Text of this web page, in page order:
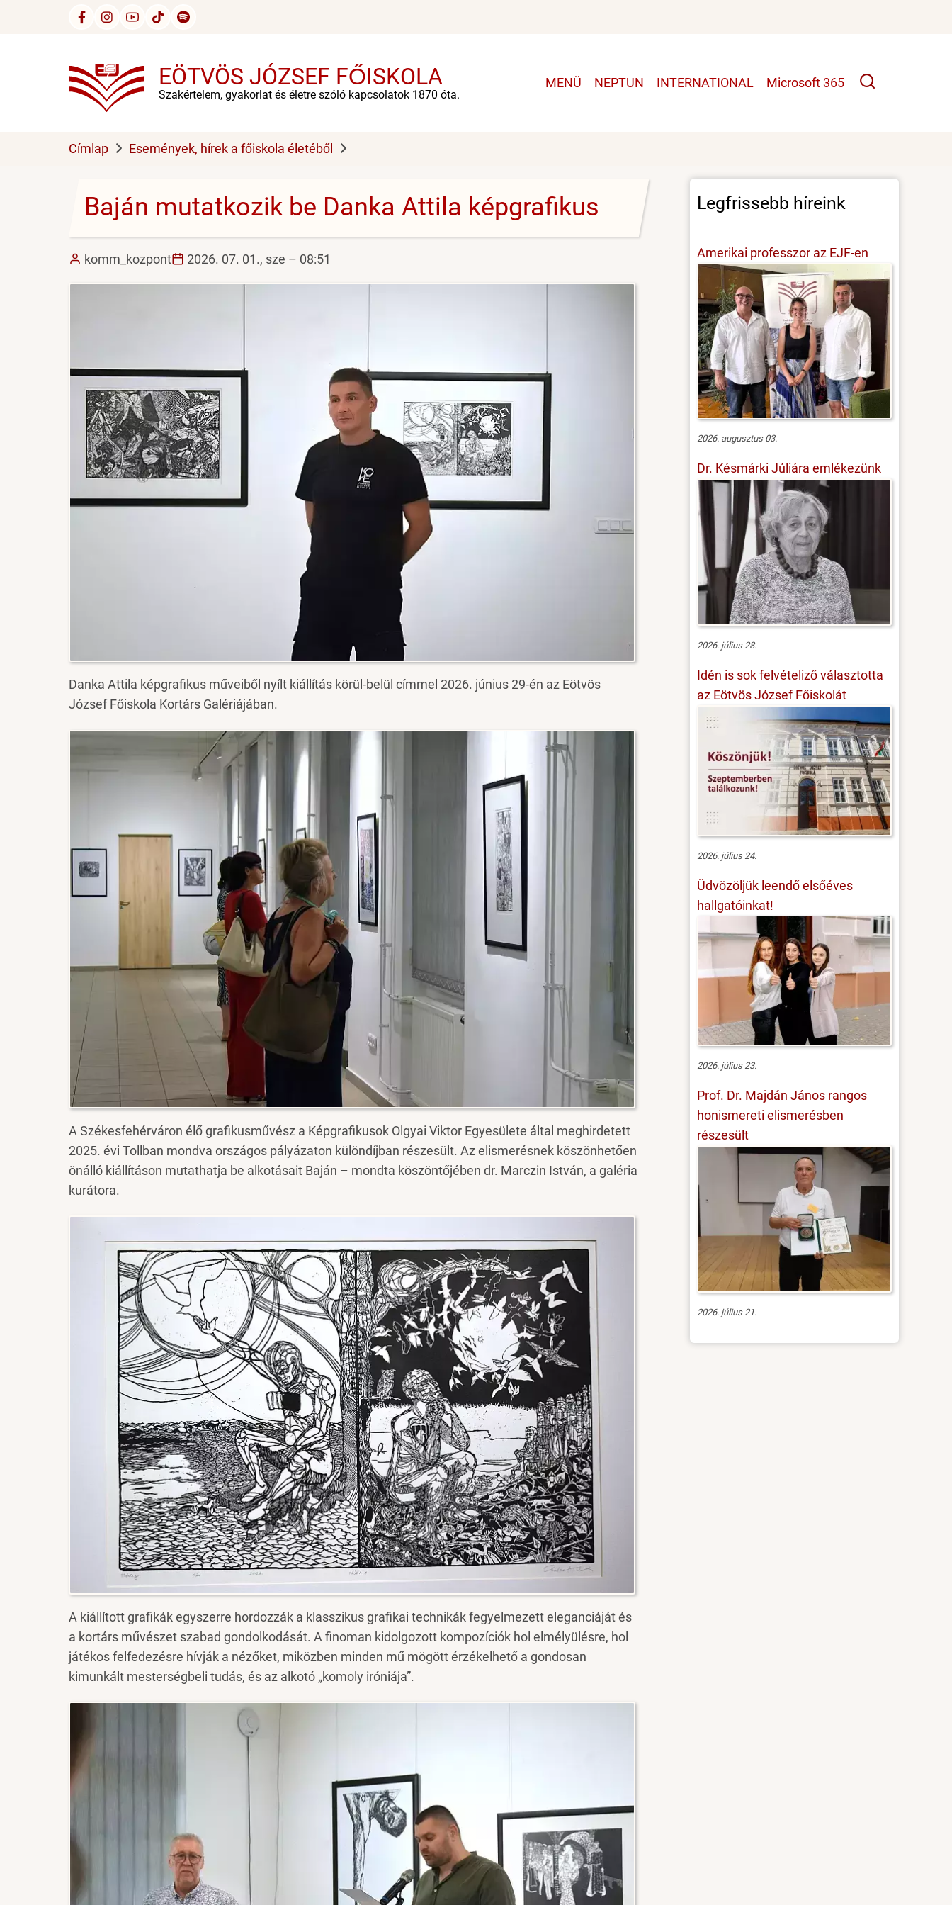
EÖTVÖS JÓZSEF FŐISKOLA
Szakértelem, gyakorlat és életre szóló kapcsolatok 1870 óta.
Main
MENÜ NEPTUN INTERNATIONAL Microsoft 365
Címlap Események, hírek a főiskola életéből
Baján mutatkozik be Danka Attila képgrafikus
komm_kozpont 2026. 07. 01., sze – 08:51
Danka Attila képgrafikus műveiből nyílt kiállítás körül-belül címmel 2026. június 29-én az Eötvös
József Főiskola Kortárs Galériájában.
A Székesfehérváron élő grafikusművész a Képgrafikusok Olgyai Viktor Egyesülete által meghirdetett
2025. évi Tollban mondva országos pályázaton különdíjban részesült. Az elismerésnek köszönhetően
önálló kiállításon mutathatja be alkotásait Baján – mondta köszöntőjében dr. Marczin István, a galéria
kurátora.
A kiállított grafikák egyszerre hordozzák a klasszikus grafikai technikák fegyelmezett eleganciáját és
a kortárs művészet szabad gondolkodását. A finoman kidolgozott kompozíciók hol elmélyülésre, hol
játékos felfedezésre hívják a nézőket, miközben minden mű mögött érzékelhető a gondosan
kimunkált mesterségbeli tudás, és az alkotó „komoly iróniája”.
Legfrissebb híreink
Amerikai professzor az EJF-en
2026. augusztus 03.
Dr. Késmárki Júliára emlékezünk
2026. július 28.
Idén is sok felvételiző választotta
az Eötvös József Főiskolát
2026. július 24.
Üdvözöljük leendő elsőéves
hallgatóinkat!
2026. július 23.
Prof. Dr. Majdán János rangos
honismereti elismerésben
részesült
2026. július 21.